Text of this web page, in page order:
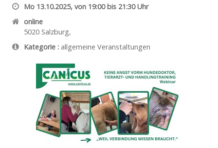
Mo 13.10.2025, von 19:00 bis 21:30 Uhr
online
5020 Salzburg,
Kategorie : allgemeine Veranstaltungen